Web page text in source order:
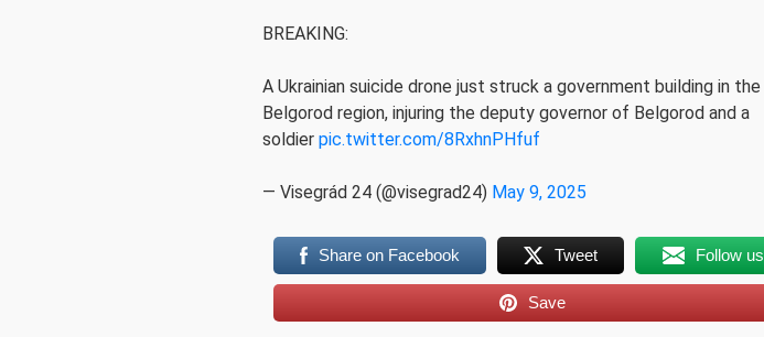
BREAKING:
A Ukrainian suicide drone just struck a government building in the
Belgorod region, injuring the deputy governor of Belgorod and a
soldier pic.twitter.com/8RxhnPHfuf
— Visegrád 24 (@visegrad24) May 9, 2025
Share on Facebook Tweet Follow us
Save